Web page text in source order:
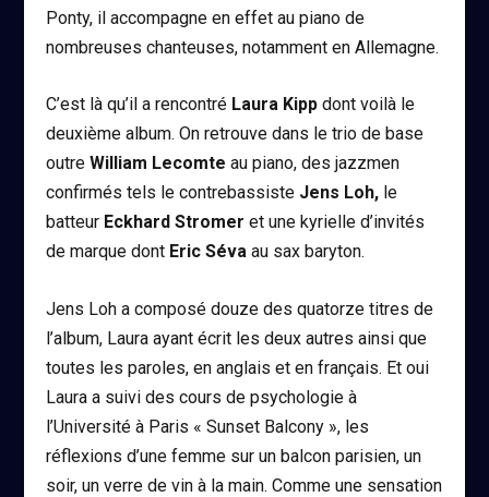
Ponty, il accompagne en effet au piano de
nombreuses chanteuses, notamment en Allemagne.
C’est là qu’il a rencontré Laura Kipp dont voilà le
deuxième album. On retrouve dans le trio de base
outreWilliam Lecomte au piano, des jazzmen
confirmés tels le contrebassiste Jens Loh, le
batteur Eckhard Stromer et une kyrielle d’invités
de marque dont Eric Séva au sax baryton.
Jens Loh a composé douze des quatorze titres de
l’album, Laura ayant écrit les deux autres ainsi que
toutes les paroles, en anglais et en français. Et oui
Laura a suivi des cours de psychologie à
l’Université à Paris « Sunset Balcony », les
réflexions d’une femme sur un balcon parisien, un
soir, un verre de vin à la main. Comme une sensation